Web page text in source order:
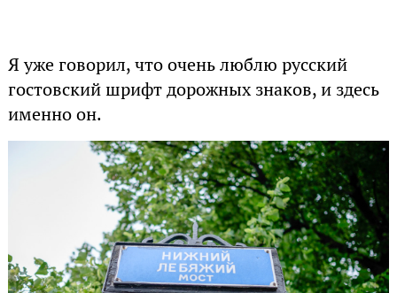
Я уже говорил, что очень люблю русский
гостовский шрифт дорожных знаков, и здесь
именно он.